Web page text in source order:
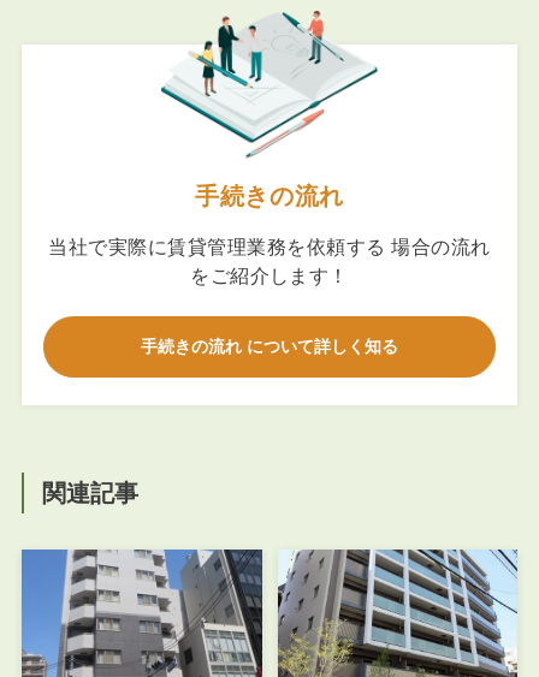
手続きの流れ
当社で実際に賃貸管理業務を依頼する 場合の流れ
をご紹介します！
手続きの流れ について詳しく知る
関連記事